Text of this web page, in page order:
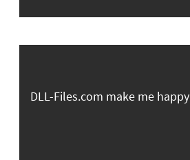
DLL-Files.com make me happy